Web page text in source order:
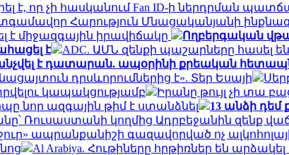
է, որ չի հասկանում Fan ID-ի ներդրման
Հարություն Մնացականյանի
է միջազգային իրավիճակը
Ողբերգական
է
ADC. ԱՄՆ զենքի պաշարները
է դատարան. ապօրինի քրեական
դրսևորումներից է». Տեր Եսայի
կապակցությամբ
Իրանը թույլ չի տա
նոր ազգային թիմ է ստանձնել
13 անձի դեմ
Ռուսաստանի կողմից Ադրբեջանին զենք
ապրանքանիշի գազավորված ոչ
Al Arabiya. Հութիները հրթիռներ են